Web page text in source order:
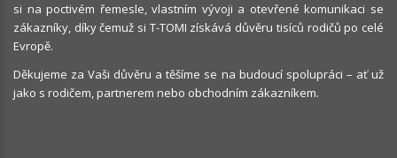
si na poctivém řemesle, vlastním vývoji a otevřené komunikaci se
zákazníky, díky čemuž si T-TOMI získává důvěru tisíců rodičů po celé
Evropě.
Děkujeme za Vaši důvěru a těšíme se na budoucí spolupráci – ať už
jako s rodičem, partnerem nebo obchodním zákazníkem.